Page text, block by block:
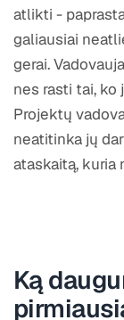
atlikti -
galiausiai
gerai.
nes rasti tai, ko
Projektų
neatitinka jų
ataskaitą, kuria
Ką